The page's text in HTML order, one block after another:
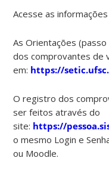
Acesse as
As Orientações
dos comprovantes de
em: https://
O registro dos
ser feitos através do
site: https://
o mesmo Login e
ou Moodle.